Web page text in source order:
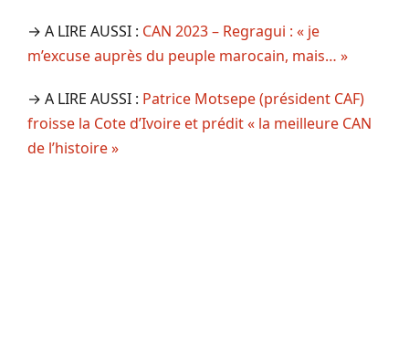
→ A LIRE AUSSI : CAN 2023 – Regragui : « je
m’excuse auprès du peuple marocain, mais… »
→ A LIRE AUSSI : Patrice Motsepe (président CAF)
froisse la Cote d’Ivoire et prédit « la meilleure CAN
de l’histoire »